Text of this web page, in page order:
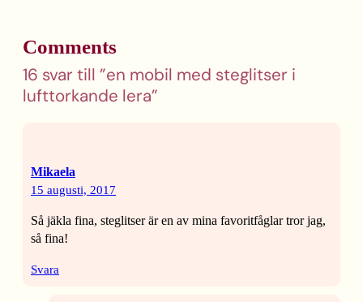
Comments
16 svar till ”en mobil med steglitser i
lufttorkande lera”
Mikaela
15 augusti, 2017
Så jäkla fina, steglitser är en av mina favoritfåglar tror jag,
så fina!
Svara